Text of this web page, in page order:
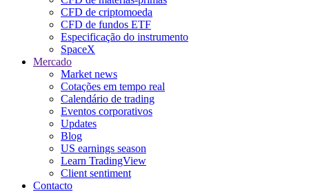
CFD de criptomoeda
CFD de fundos ETF
Especificação do instrumento
SpaceX
Mercado
Market news
Cotações em tempo real
Calendário de trading
Eventos corporativos
Updates
Blog
US earnings season
Learn TradingView
Client sentiment
Contacto